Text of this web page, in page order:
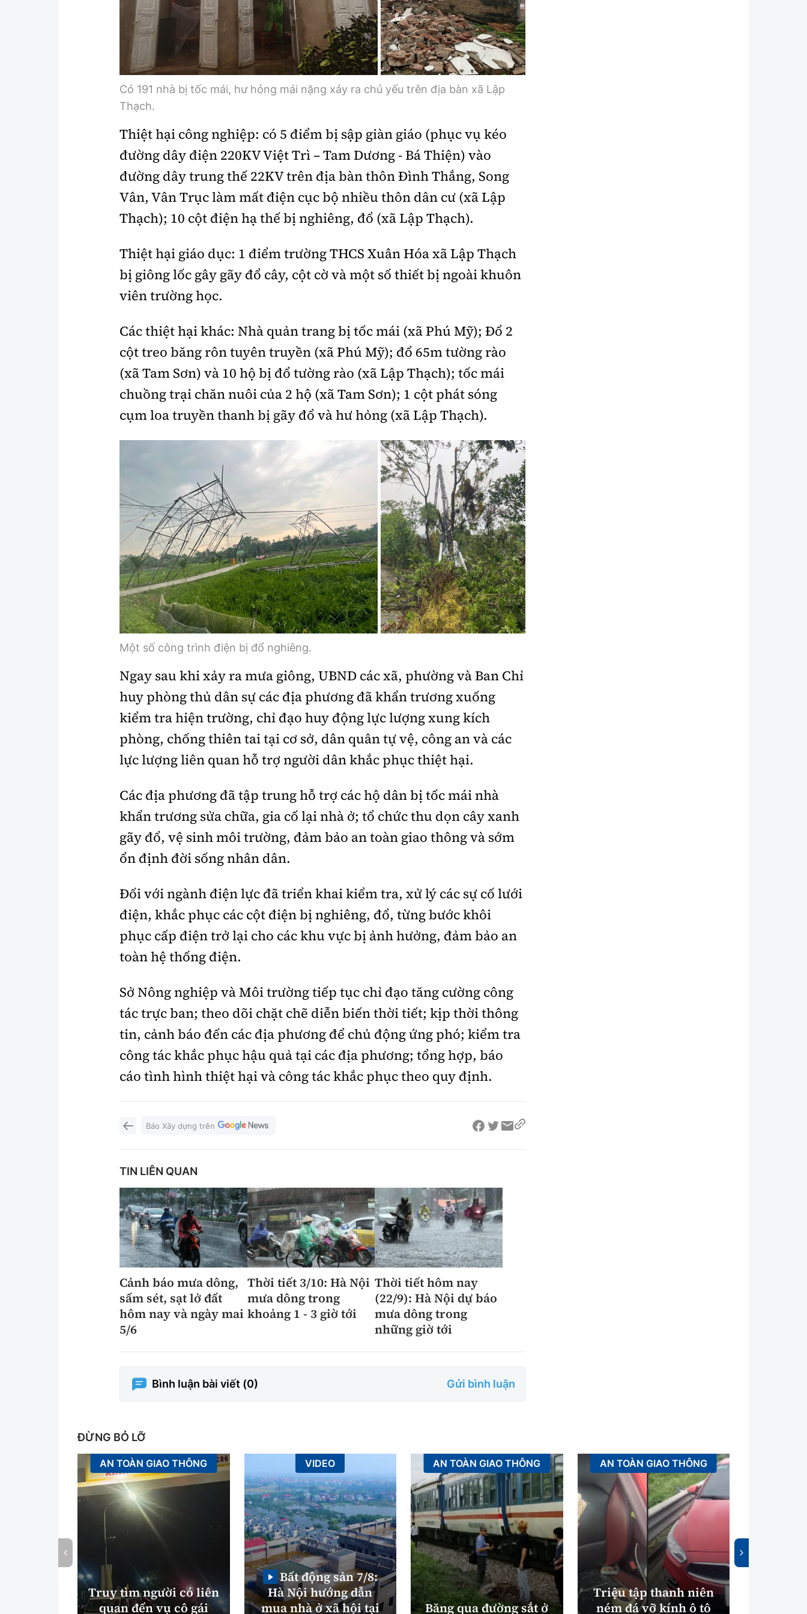
Lao động - Công đoàn
Showbiz
Âm nhạc
Bình luận
Hậu trường sao
360 độ thể thao
Sản phẩm mới
AI
Tư vấn
Thời sự Quốc tế
Hồ sơ tài liệu
Thế giới giao thông
Thế giới xây dựng
Đi ++
Khám phá
Lối sống
Ẩm thực
Video
Khám phá
Camera giao thông
Câu chuyện giao thông
Lăng kính xây dựng
Giải trí - Thể thao
Có 191 nhà bị tốc mái, hư hỏng mái nặng xảy ra chủ yếu trên địa bàn xã Lập
Thạch.
Thiệt hại công nghiệp: có 5 điểm bị sập giàn giáo (phục vụ kéo
đường dây điện 220KV Việt Trì – Tam Dương - Bá Thiện) vào
đường dây trung thế 22KV trên địa bàn thôn Đình Thắng, Song
Vân, Vân Trục làm mất điện cục bộ nhiều thôn dân cư (xã Lập
Thạch); 10 cột điện hạ thế bị nghiêng, đổ (xã Lập Thạch).
Thiệt hại giáo dục: 1 điểm trường THCS Xuân Hóa xã Lập Thạch
bị giông lốc gây gãy đổ cây, cột cờ và một số thiết bị ngoài khuôn
viên trường học.
Các thiệt hại khác: Nhà quản trang bị tốc mái (xã Phú Mỹ); Đổ 2
cột treo băng rôn tuyên truyền (xã Phú Mỹ); đổ 65m tường rào
(xã Tam Sơn) và 10 hộ bị đổ tường rào (xã Lập Thạch); tốc mái
chuồng trại chăn nuôi của 2 hộ (xã Tam Sơn); 1 cột phát sóng
cụm loa truyền thanh bị gãy đổ và hư hỏng (xã Lập Thạch).
Một số công trình điện bị đổ nghiêng.
Ngay sau khi xảy ra mưa giông, UBND các xã, phường và Ban Chỉ
huy phòng thủ dân sự các địa phương đã khẩn trương xuống
kiểm tra hiện trường, chỉ đạo huy động lực lượng xung kích
phòng, chống thiên tai tại cơ sở, dân quân tự vệ, công an và các
lực lượng liên quan hỗ trợ người dân khắc phục thiệt hại.
Các địa phương đã tập trung hỗ trợ các hộ dân bị tốc mái nhà
khẩn trương sửa chữa, gia cố lại nhà ở; tổ chức thu dọn cây xanh
gãy đổ, vệ sinh môi trường, đảm bảo an toàn giao thông và sớm
ổn định đời sống nhân dân.
Đối với ngành điện lực đã triển khai kiểm tra, xử lý các sự cố lưới
điện, khắc phục các cột điện bị nghiêng, đổ, từng bước khôi
phục cấp điện trở lại cho các khu vực bị ảnh hưởng, đảm bảo an
toàn hệ thống điện.
Sở Nông nghiệp và Môi trường tiếp tục chỉ đạo tăng cường công
tác trực ban; theo dõi chặt chẽ diễn biến thời tiết; kịp thời thông
tin, cảnh báo đến các địa phương để chủ động ứng phó; kiểm tra
công tác khắc phục hậu quả tại các địa phương; tổng hợp, báo
cáo tình hình thiệt hại và công tác khắc phục theo quy định.
Báo Xây dựng trên
TIN LIÊN QUAN
Cảnh báo mưa dông,
sấm sét, sạt lở đất
hôm nay và ngày mai
5/6
Thời tiết 3/10: Hà Nội
mưa dông trong
khoảng 1 - 3 giờ tới
Thời tiết hôm nay
(22/9): Hà Nội dự báo
mưa dông trong
những giờ tới
Bình luận bài viết (0) Gửi bình luận
ĐỪNG BỎ LỠ
AN TOÀN GIAO THÔNG
Truy tìm người có liên
quan đến vụ cô gái
VIDEO
Bất động sản 7/8:
Hà Nội hướng dẫn
mua nhà ở xã hội tại
AN TOÀN GIAO THÔNG
Băng qua đường sắt ở
AN TOÀN GIAO THÔNG
Triệu tập thanh niên
ném đá vỡ kính ô tô